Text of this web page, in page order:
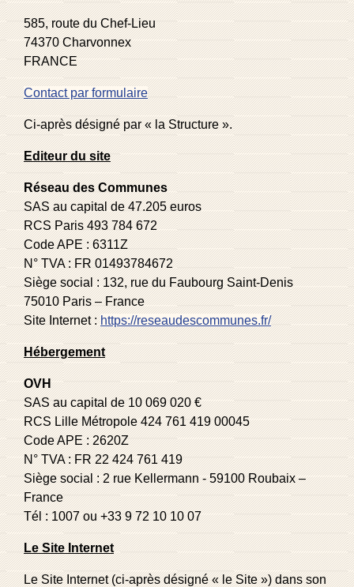
585, route du Chef-Lieu
74370 Charvonnex
FRANCE
Contact par formulaire
Ci-après désigné par « la Structure ».
Editeur du site
Réseau des Communes
SAS au capital de 47.205 euros
RCS Paris 493 784 672
Code APE : 6311Z
N° TVA : FR 01493784672
Siège social : 132, rue du Faubourg Saint-Denis
75010 Paris – France
Site Internet :https://reseaudescommunes.fr/
Hébergement
OVH
SAS au capital de 10 069 020 €
RCS Lille Métropole 424 761 419 00045
Code APE : 2620Z
N° TVA : FR 22 424 761 419
Siège social : 2 rue Kellermann - 59100 Roubaix –
France
Tél : 1007 ou +33 9 72 10 10 07
Le Site Internet
Le Site Internet (ci-après désigné « le Site ») dans son